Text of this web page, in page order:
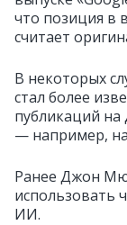
что позиция в
считает
В некоторых
стал более
публикаций на
— например,
Ранее Джон
использовать
ИИ.